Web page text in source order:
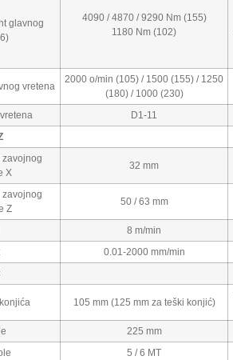
glavnog
4090 / 4870 / 9290 Nm (155)
1180 Nm (102)
vretena
2000 o/min (105) / 1500 (155) / 1250
(180) / 1000 (230)
D1-11
zavojnog
X
32 mm
zavojnog
Z
50 / 63 mm
8 m/min
0.01-2000 mm/min
105 mm (125 mm za teški konjić)
225 mm
5 / 6 MT